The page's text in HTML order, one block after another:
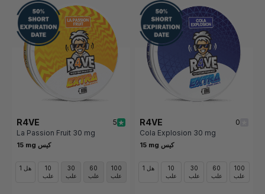
R4VE
5
La Passion Fruit 30 mg
15 mg كيس
1 هل
10
علب
30
علب
60
علب
100
علب
R4VE
0
Cola Explosion 30 mg
15 mg كيس
1 هل
10
علب
30
علب
60
علب
100
علب